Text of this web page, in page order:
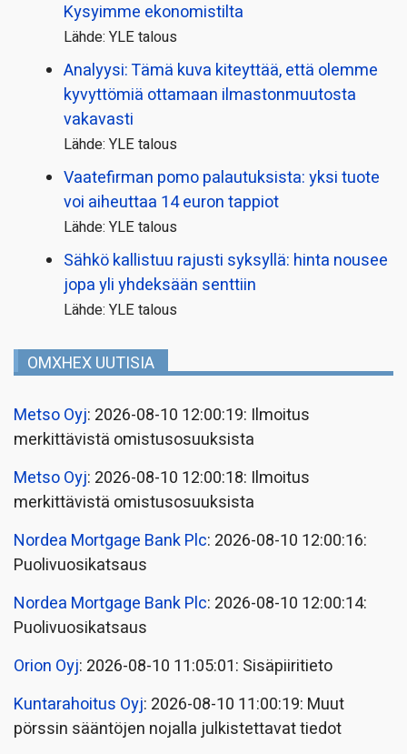
Kysyimme ekonomistilta
Lähde: YLE talous
Analyysi: Tämä kuva kiteyttää, että olemme
kyvyttömiä ottamaan ilmaston­muutosta
vakavasti
Lähde: YLE talous
Vaatefirman pomo palautuksista: yksi tuote
voi aiheuttaa 14 euron tappiot
Lähde: YLE talous
Sähkö kallistuu rajusti syksyllä: hinta nousee
jopa yli yhdeksään senttiin
Lähde: YLE talous
OMXHEX UUTISIA
Metso Oyj: 2026-08-10 12:00:19: Ilmoitus
merkittävistä omistusosuuksista
Metso Oyj: 2026-08-10 12:00:18: Ilmoitus
merkittävistä omistusosuuksista
Nordea Mortgage Bank Plc: 2026-08-10 12:00:16:
Puolivuosikatsaus
Nordea Mortgage Bank Plc: 2026-08-10 12:00:14:
Puolivuosikatsaus
Orion Oyj: 2026-08-10 11:05:01: Sisäpiiritieto
Kuntarahoitus Oyj: 2026-08-10 11:00:19: Muut
pörssin sääntöjen nojalla julkistettavat tiedot